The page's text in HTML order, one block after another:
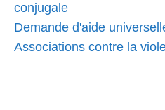
conjugale
Demande d'aide
Associations contre la